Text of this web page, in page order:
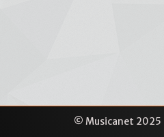
© Musicanet 2025 |